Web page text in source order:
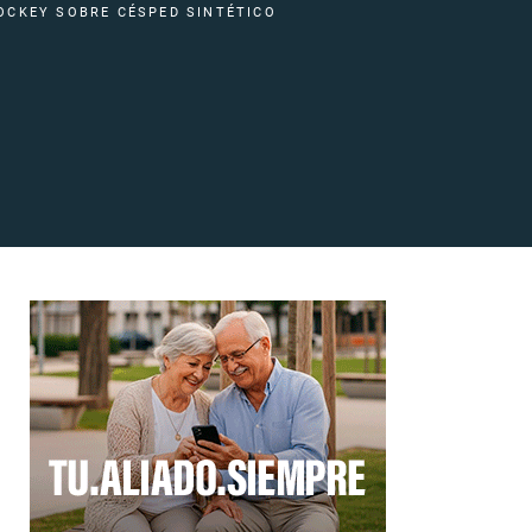
SOBRE CÉSPED SINTÉTICO